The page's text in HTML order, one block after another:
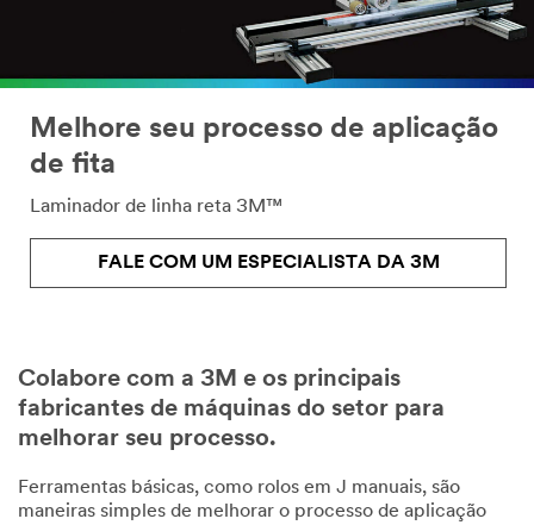
Melhore seu processo de aplicação
de fita
Laminador de linha reta 3M™
FALE COM UM ESPECIALISTA DA 3M
Colabore com a 3M e os principais
fabricantes de máquinas do setor para
melhorar seu processo.
Ferramentas básicas, como rolos em J manuais, são
maneiras simples de melhorar o processo de aplicação